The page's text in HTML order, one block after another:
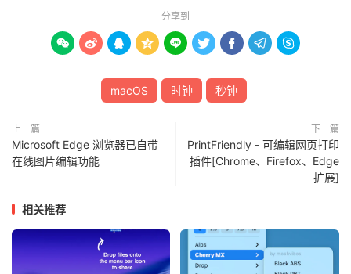
分享到
        
macOS 时钟 秒钟
上一篇
Microsoft Edge 浏览器已自带
在线图片编辑功能
下一篇
PrintFriendly - 可编辑网页打印
插件[Chrome、Firefox、Edge
扩展]
相关推荐